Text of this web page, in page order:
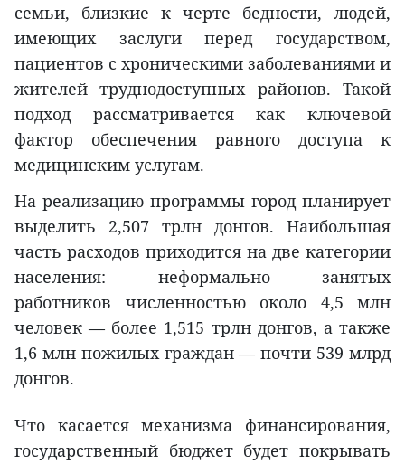
семьи, близкие к черте бедности, людей,
имеющих заслуги перед государством,
пациентов с хроническими заболеваниями и
жителей труднодоступных районов. Такой
подход рассматривается как ключевой
фактор обеспечения равного доступа к
медицинским услугам.
На реализацию программы город планирует
выделить 2,507 трлн донгов. Наибольшая
часть расходов приходится на две категории
населения: неформально занятых
работников численностью около 4,5 млн
человек — более 1,515 трлн донгов, а также
1,6 млн пожилых граждан — почти 539 млрд
донгов.
Что касается механизма финансирования,
государственный бюджет будет покрывать